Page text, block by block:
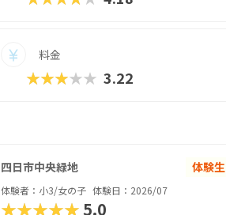
料金
★★★★★ 3.22
四日市中央緑地 体験生
体験者：小3/女の子 体験日：2026/07
★★★★★5.0